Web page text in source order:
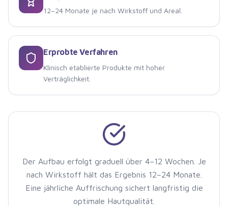
12–24 Monate je nach Wirkstoff und Areal.
Erprobte Verfahren
Klinisch etablierte Produkte mit hoher
Verträglichkeit.
Der Aufbau erfolgt graduell über 4–12 Wochen. Je
nach Wirkstoff hält das Ergebnis 12–24 Monate.
Eine jährliche Auffrischung sichert langfristig die
optimale Hautqualität.